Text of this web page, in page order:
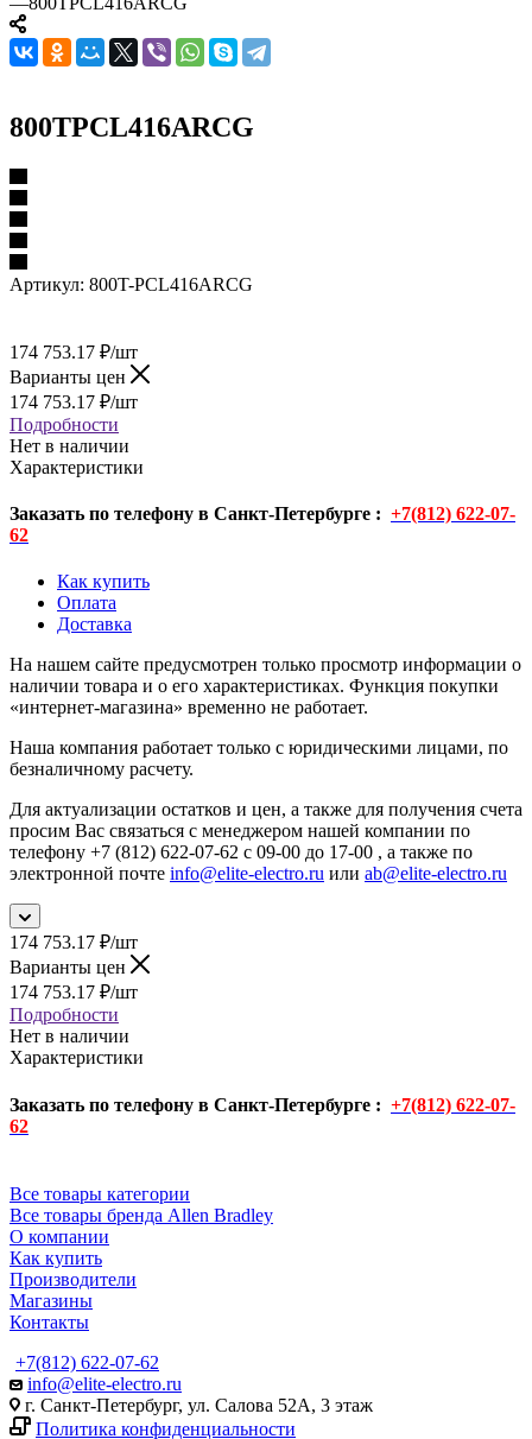
800TPCL416ARCG
Артикул: 800T-PCL416ARCG
174 753.17 ₽/шт
Варианты цен
174 753.17 ₽/шт
Подробности
Нет в наличии
Характеристики
Заказать по телефону в Санкт-Петербурге : +7(812) 622-07-
62
Как купить
Оплата
Доставка
На нашем сайте предусмотрен только просмотр информации о
наличии товара и о его характеристиках. Функция покупки
«интернет-магазина» временно не работает.
Наша компания работает только с юридическими лицами, по
безналичному расчету.
Для актуализации остатков и цен, а также для получения счета
просим Вас связаться с менеджером нашей компании по
телефону +7 (812) 622-07-62 с 09-00 до 17-00 , а также по
электронной почте info@elite-electro.ru или ab@elite-electro.ru
174 753.17 ₽/шт
Варианты цен
174 753.17 ₽/шт
Подробности
Нет в наличии
Характеристики
Заказать по телефону в Санкт-Петербурге : +7(812) 622-07-
62
Все товары категории
Все товары бренда Allen Bradley
О компании
Как купить
Производители
Магазины
Контакты
+7(812) 622-07-62
info@elite-electro.ru
г. Санкт-Петербург, ул. Салова 52А, 3 этаж
Политика конфиденциальности